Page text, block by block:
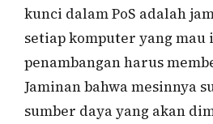
kunci dalam PoS adalah
setiap komputer yang mau
penambangan harus
Jaminan bahwa mesinnya
sumber daya yang akan